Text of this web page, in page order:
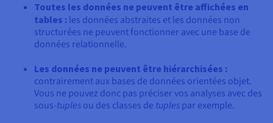
Toutes les données ne peuvent être affichées en
tables : les données abstraites et les données non
structurées ne peuvent fonctionner avec une base de
données relationnelle.
Les données ne peuvent être hiérarchisées :
contrairement aux bases de données orientées objet.
Vous ne pouvez donc pas préciser vos analyses avec des
sous-tuplesou des classes de tuplespar exemple.